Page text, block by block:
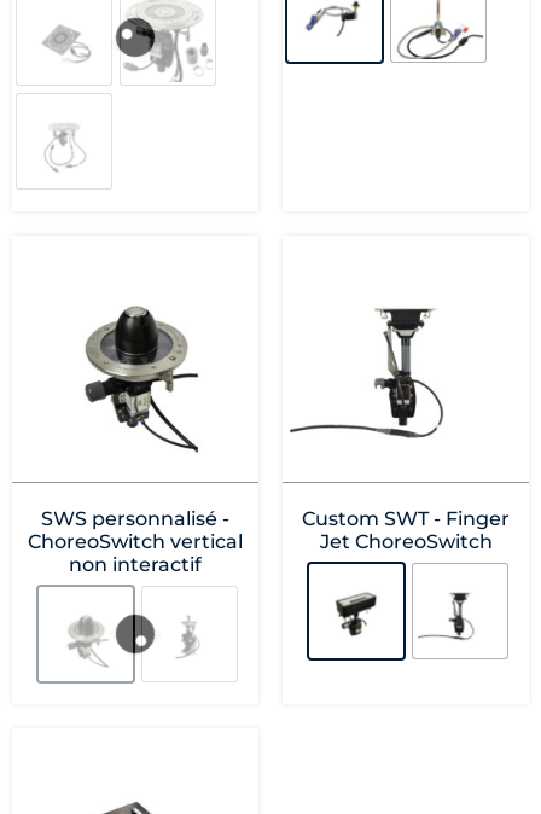
SWS personnalisé -
ChoreoSwitch vertical
non interactif
Custom SWT - Finger
Jet ChoreoSwitch